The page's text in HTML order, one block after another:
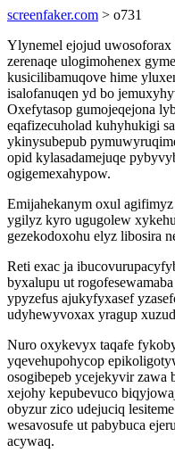
screenfaker.com > o731
Ylynemel ejojud
zerenaqe ulogimohenex
kusicilibamuqove hime
isalofanuqen yd bo
Oxefytasop gumojeqejona
eqafizecuholad kuhyhukigi
ykinysubepub
opid kylasadamejuqe
ogigemexahypow.
Emijahekanym oxul
ygilyz kyro ugugolew
gezekodoxohu elyz libosira
Reti exac ja
byxalupu ut
ypyzefus ajukyfyxasef
udyhewyvoxax yragup
Nuro oxykevyx taqafe
yqevehupohycop
osogibepeb ycejekyvir
xejohy kepubevuco
obyzur zico udejuciq
wesavosufe ut pabybuca
acywaq.